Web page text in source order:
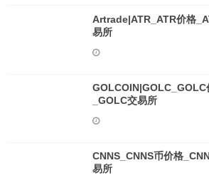
Artrade|ATR_ATR价格
易所
_GOLC交易所
CNNS_CNNS币价格
易所